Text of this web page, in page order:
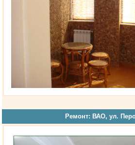
Ремонт: ВАО, ул.